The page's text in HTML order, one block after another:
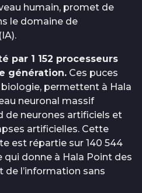
humain, promet de
le domaine de
par 1 152 processeurs
génération. Ces puces
permettent à Hala
neuronal massif
de neurones artificiels et
artificielles. Cette
est répartie sur 140 544
donne à Hala Point des
l’information sans